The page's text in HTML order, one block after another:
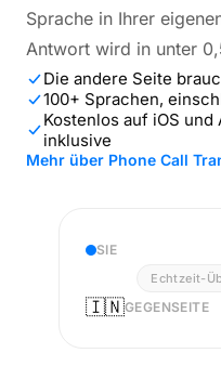
Sprache in Ihrer
Antwort wird in unter
Die andere Seite
100+ Sprachen,
Kostenlos auf iOS
inklusive
Mehr über Phone Call
SIE
Echtzeit-
🇮🇳GEGENSEITE